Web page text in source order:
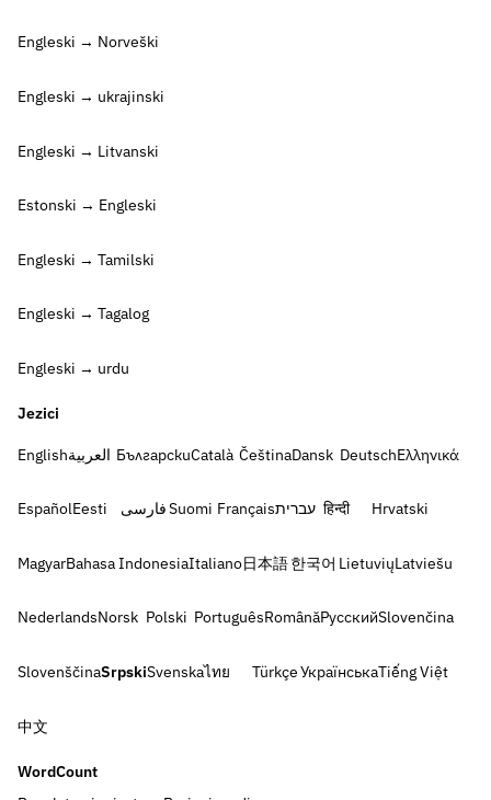
Engleski → Norveški
Engleski → ukrajinski
Engleski → Litvanski
Estonski → Engleski
Engleski → Tamilski
Engleski → Tagalog
Engleski → urdu
Jezici
Englishالعربية БългарскиCatalà ČeštinaDansk DeutschΕλληνικά
EspañolEesti فارسیSuomi Françaisעברית हिन्दी Hrvatski
MagyarBahasa IndonesiaItaliano日本語한국어 LietuviųLatviešu
NederlandsNorsk Polski PortuguêsRomânăРусскийSlovenčina
SlovenščinaSrpskiSvenskaไทย TürkçeУкраїнськаTiếng Việt
中文
WordCount